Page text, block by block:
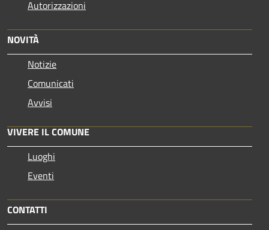
Autorizzazioni
NOVITÀ
Notizie
Comunicati
Avvisi
VIVERE IL COMUNE
Luoghi
Eventi
CONTATTI